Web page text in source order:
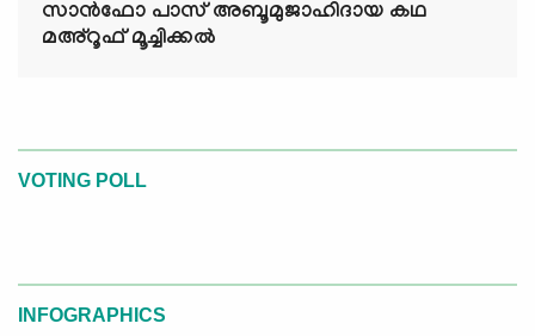
സാൻഫോ പാസ് അബൂമുജാഹിദായ കഥ
മഅ്റൂഫ് മൂച്ചിക്കല്‍
VOTING POLL
INFOGRAPHICS